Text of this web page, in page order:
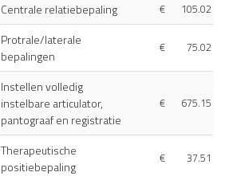
Centrale relatiebepaling € 105.02
Protrale/laterale
bepalingen
€ 75.02
Instellen volledig
instelbare articulator,
pantograaf en registratie
€ 675.15
Therapeutische
positiebepaling
€ 37.51